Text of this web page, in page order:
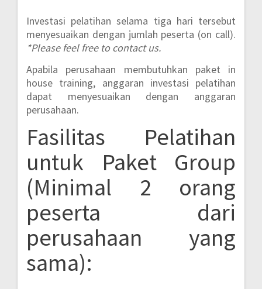
Investasi pelatihan selama tiga hari tersebut
menyesuaikan dengan jumlah peserta (on call).
*Please feel free to contact us.
Apabila perusahaan membutuhkan paket in
house training, anggaran investasi pelatihan
dapat menyesuaikan dengan anggaran
perusahaan.
Fasilitas Pelatihan
untuk Paket Group
(Minimal 2 orang
peserta dari
perusahaan yang
sama):